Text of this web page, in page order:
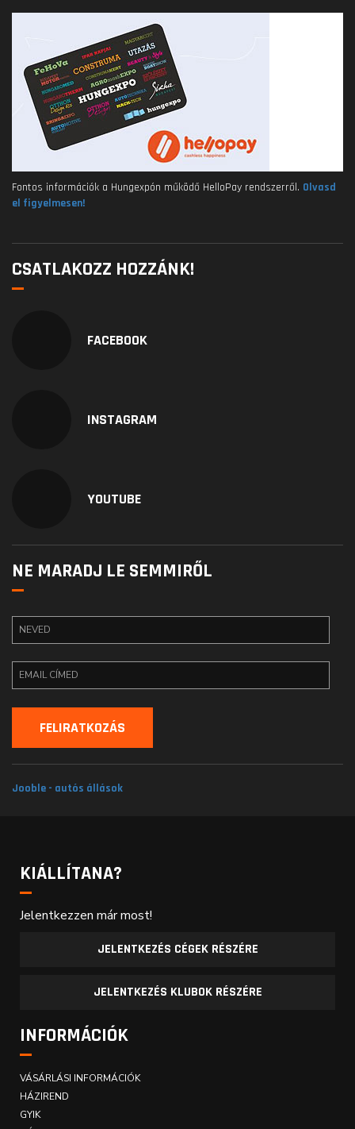
Fontos információk a Hungexpón működő HelloPay rendszerről. Olvasd
el figyelmesen!
CSATLAKOZZ HOZZÁNK!
FACEBOOK
INSTAGRAM
YOUTUBE
NE MARADJ LE SEMMIRŐL
Jooble - autós állások
KIÁLLÍTANA?
Jelentkezzen már most!
JELENTKEZÉS CÉGEK RÉSZÉRE
JELENTKEZÉS KLUBOK RÉSZÉRE
INFORMÁCIÓK
VÁSÁRLÁSI INFORMÁCIÓK
HÁZIREND
GYIK